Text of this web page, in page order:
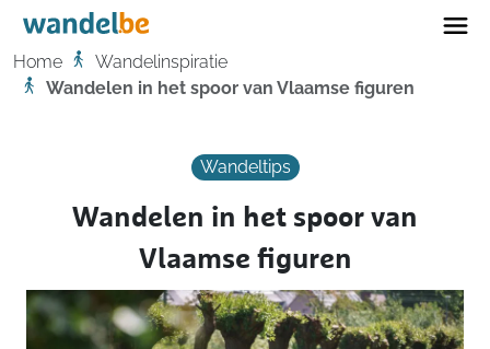
Home
Home
Wandelinspiratie
Wandelen in het spoor van Vlaamse figuren
Wandeltips
Wandelen in het spoor van
Vlaamse figuren